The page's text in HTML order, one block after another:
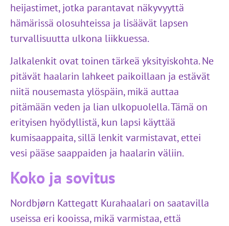
heijastimet, jotka parantavat näkyvyyttä
hämärissä olosuhteissa ja lisäävät lapsen
turvallisuutta ulkona liikkuessa.
Jalkalenkit ovat toinen tärkeä yksityiskohta. Ne
pitävät haalarin lahkeet paikoillaan ja estävät
niitä nousemasta ylöspäin, mikä auttaa
pitämään veden ja lian ulkopuolella. Tämä on
erityisen hyödyllistä, kun lapsi käyttää
kumisaappaita, sillä lenkit varmistavat, ettei
vesi pääse saappaiden ja haalarin väliin.
Koko ja sovitus
Nordbjørn Kattegatt Kurahaalari on saatavilla
useissa eri kooissa, mikä varmistaa, että